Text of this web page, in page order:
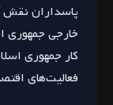
پاسداران نقش
خارجی جمهوری
کار جمهوری
فعالیت‌های